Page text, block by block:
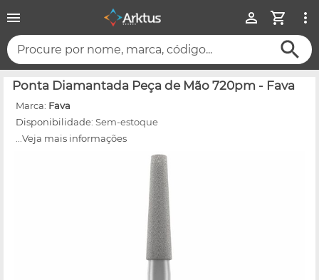
Procure por nome, marca, código...
Ponta Diamantada Peça de Mão 720pm - Fava
Marca: Fava
Disponibilidade: Sem-estoque
...Veja mais informações